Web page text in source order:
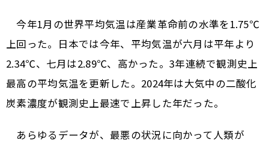
今年1月の世界平均気温は産業革命前の水準を1.75℃
上回った。日本では今年、平均気温が六月は平年より
2.34℃、七月は2.89℃、高かった。3年連続で観測史上
最高の平均気温を更新した。2024年は大気中の二酸化
炭素濃度が観測史上最速で上昇した年だった。
あらゆるデータが、最悪の状況に向かって人類が